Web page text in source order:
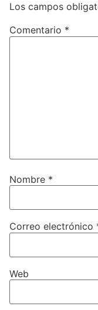
Los campos
Comentario *
Nombre *
Correo electrónico
Web